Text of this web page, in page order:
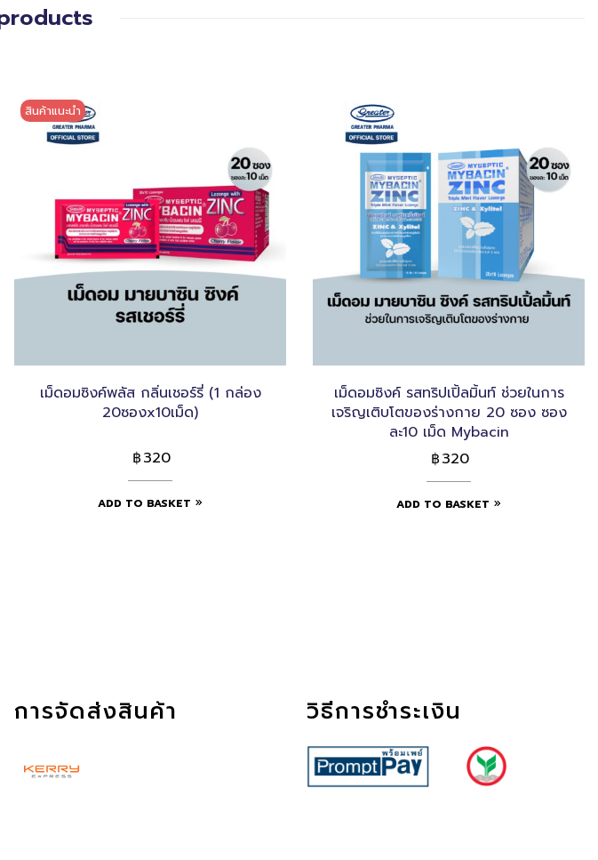
สินค้าแนะนำ
เม็ดอมซิงค์พลัส กลิ่นเชอร์รี่ (1 กล่อง
20ซองx10เม็ด)
฿320
ADD TO BASKET
เม็ดอมซิงค์ รสทริปเปิ้ลมิ้นท์ ช่วยในการ
เจริญเติบโตของร่างกาย 20 ซอง ซอง
ละ10 เม็ด Mybacin
฿320
ADD TO BASKET
การจัดส่งสินค้า วิธีการชำระเงิน